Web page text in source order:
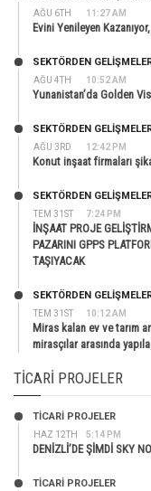
AĞU 6TH 11:27 AM
Evini Yenileyen
AĞU 4TH 10:52 AM
SEKTÖRDEN
Yunanistan’da Golden
AĞU 3RD 12:42 PM
SEKTÖRDEN
Konut inşaat firmaları
TEM 31ST 7:24 PM
SEKTÖRDEN
İNŞAAT PROJE
PAZARINI GPPS
TAŞIYACAK
TEM 31ST 10:12 AM
SEKTÖRDEN
Miras kalan ev ve tarım
mirasçılar arasında
TICARI PROJELER
HAZ 12TH 5:14 PM
TİCARİ PROJELER
DENİZLİ’DE ŞİMDİ SKY
TİCARİ PROJELER